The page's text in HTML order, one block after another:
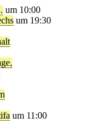
um 10:00
um 19:30
um 11:00